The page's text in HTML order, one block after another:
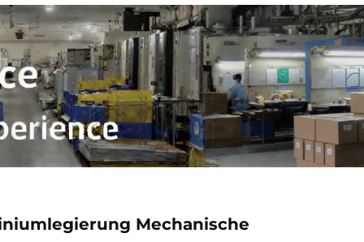
Mechanische